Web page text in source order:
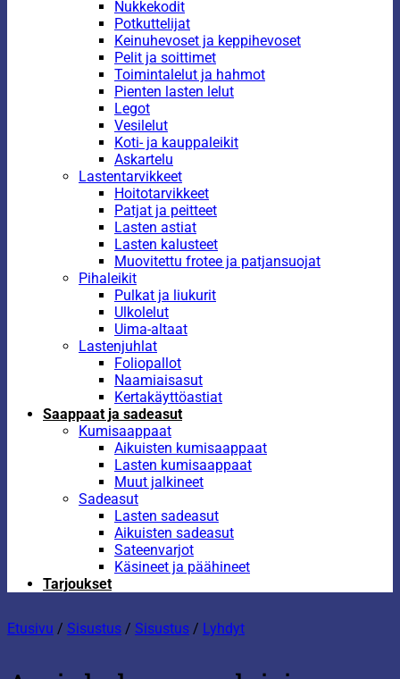
Nukkekodit
Potkuttelijat
Keinuhevoset ja keppihevoset
Pelit ja soittimet
Toimintalelut ja hahmot
Pienten lasten lelut
Legot
Vesilelut
Koti- ja kauppaleikit
Askartelu
Lastentarvikkeet
Hoitotarvikkeet
Patjat ja peitteet
Lasten astiat
Lasten kalusteet
Muovitettu frotee ja patjansuojat
Pihaleikit
Pulkat ja liukurit
Ulkolelut
Uima-altaat
Lastenjuhlat
Foliopallot
Naamiaisasut
Kertakäyttöastiat
Saappaat ja sadeasut
Kumisaappaat
Aikuisten kumisaappaat
Lasten kumisaappaat
Muut jalkineet
Sadeasut
Lasten sadeasut
Aikuisten sadeasut
Sateenvarjot
Käsineet ja päähineet
Tarjoukset
Etusivu / Sisustus / Sisustus / Lyhdyt